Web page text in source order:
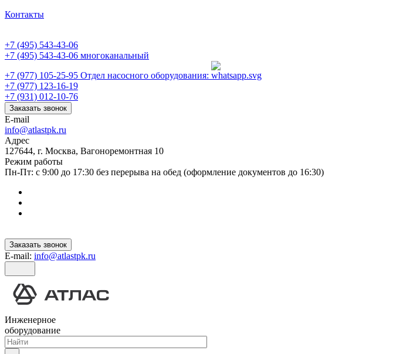
Контакты
+7 (495) 543-43-06
+7 (495) 543-43-06 многоканальный
+7 (977) 105-25-95 Отдел насосного оборудования:
+7 (977) 123-16-19
+7 (931) 012-10-76
Заказать звонок
E-mail
info@atlastpk.ru
Адрес
127644, г. Москва, Вагоноремонтная 10
Режим работы
Пн-Пт: с 9:00 до 17:30 без перерыва на обед (оформление документов до 16:30)
Заказать звонок
E-mail: info@atlastpk.ru
Инженерное
оборудование